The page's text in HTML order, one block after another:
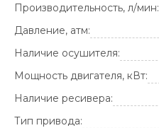
Производительность, л/мин:
Давление, атм:
Наличие осушителя:
Мощность двигателя, кВт:
Наличие ресивера:
Тип привода: